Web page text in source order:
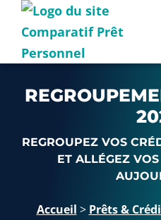
REGROUPEZ VOS
ET ALLÉGEZ
Accueil > Prêts &